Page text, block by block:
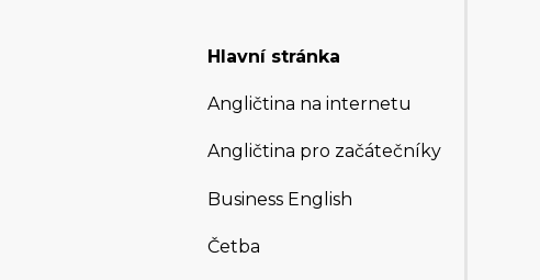
Hlavní stránka
Angličtina na internetu
Angličtina pro začátečníky
Business English
Četba